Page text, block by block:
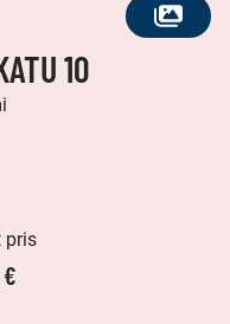
SE
10
pris